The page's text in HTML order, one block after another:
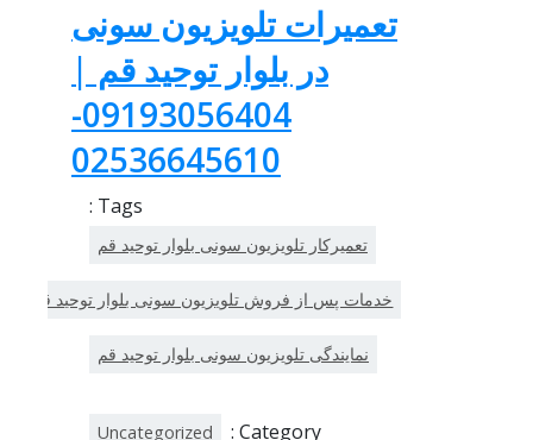
تعمیرات تلویزیون سونی
در بلوار توحید قم |
09193056404-
02536645610
Tags :
تعمیرکار تلویزیون سونی بلوار توحید قم
خدمات پس از فروش تلویزیون سونی بلوار توحید قم
نمایندگی تلویزیون سونی بلوار توحید قم
Category :
Uncategorized